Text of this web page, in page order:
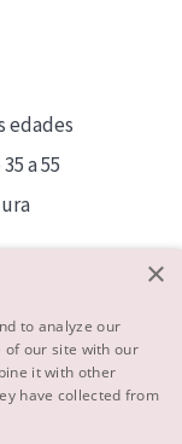
edades
a 55
×
to analyze our
of our site with our
it with other
have collected from